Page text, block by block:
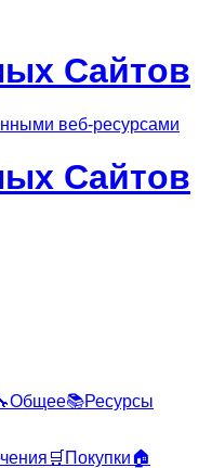
Сайтов
веб-ресурсами
Сайтов
Общее📚Ресурсы
🛒 Покупки🏠